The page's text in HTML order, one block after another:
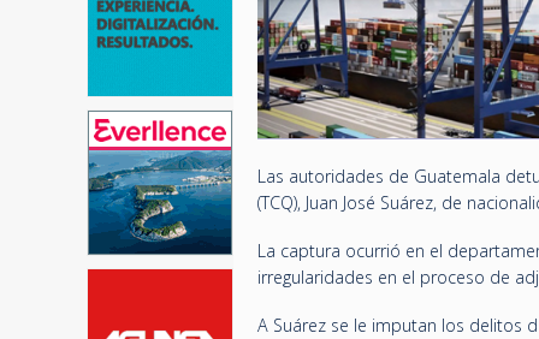
Las autoridades de Guatemala
(TCQ), Juan José Suárez, de
La captura ocurrió en el
irregularidades en el proceso de
A Suárez se le imputan los delitos